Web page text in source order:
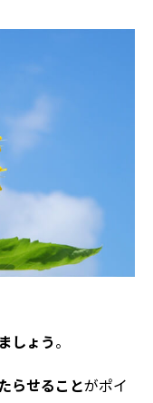
しょう。
らせることがポイ